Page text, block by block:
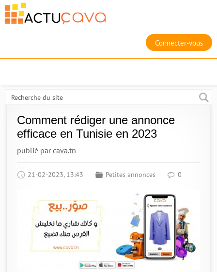
Connecter-vous
Comment rédiger une annonce
efficace en Tunisie en 2023
publié parcava.tn
21-02-2023, 13:43 Petites annonces 0